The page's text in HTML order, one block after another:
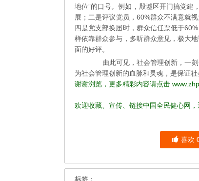
地位”的口号。例如，殷墟区开门搞党建
展；二是评议党员，60%群众不满意就
四是党支部换届时，群众信任票低于
样依靠群众参与，多听群众意见，极大
面的好评。
由此可见，社会管理创新，一刻
为社会管理创新的血脉和灵魂，是保证
谢谢浏览，更多精彩内容请点击
欢迎收藏、宣传、链接中国全民健心网
喜欢
标签：